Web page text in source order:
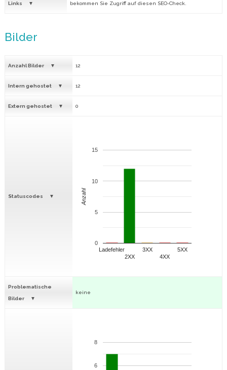
Links bekommen Sie Zugriff auf diesen SEO-Check.
Bilder
Anzahl Bilder 12
Intern gehostet 12
Extern gehostet 0
Statuscodes
Ladefehler
2XX
3XX
4XX
5XX
0
5
10
15
Anzahl
Problematische
Bilder
keine
6
8